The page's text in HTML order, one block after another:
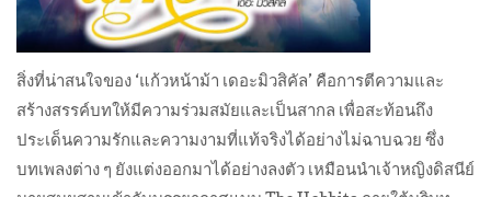
สิ่งที่น่าสนใจของ ‘แก้วหน้าม้า เดอะมิวสิคัล’ คือการตีความและ
สร้างสรรค์บทให้มีความร่วมสมัยและเป็นสากล เพื่อสะท้อนถึง
ประเด็นความรักและความงามที่แท้จริงได้อย่างไม่ฉาบฉวย ซึ่ง
บทเพลงต่าง ๆ ยังแต่งออกมาได้อย่างลงตัว เหมือนนำเจ้าหญิงดิสนีย์